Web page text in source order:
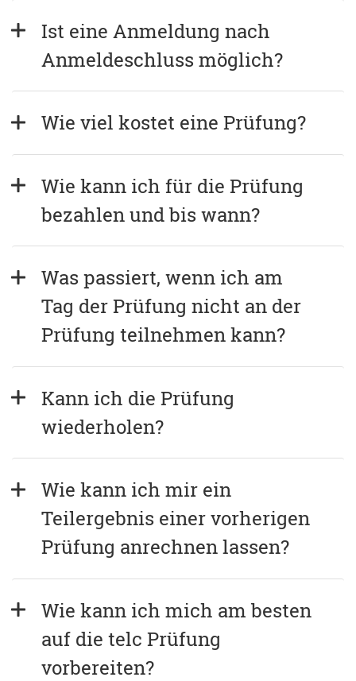
Ist eine Anmeldung nach
Anmeldeschluss möglich?
Wie viel kostet eine Prüfung?
Wie kann ich für die Prüfung
bezahlen und bis wann?
Was passiert, wenn ich am
Tag der Prüfung nicht an der
Prüfung teilnehmen kann?
Kann ich die Prüfung
wiederholen?
Wie kann ich mir ein
Teilergebnis einer vorherigen
Prüfung anrechnen lassen?
Wie kann ich mich am besten
auf die telc Prüfung
vorbereiten?